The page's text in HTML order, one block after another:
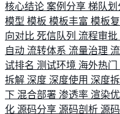
核心结论 案例分享 梯队划
模型 模板 模板丰富 模板
向对比 死信队列 流程审批
自动 流转体系 流量治理
试排名 测试环境 海外热门
拆解 深度 深度使用 深度
下 混合部署 渗透率 渲染
化 源码分享 源码剖析 源